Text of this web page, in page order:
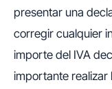
presentar una
corregir cualquier
importe del IVA
importante realizar